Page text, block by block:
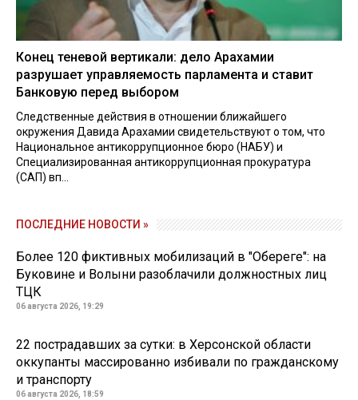
Конец теневой вертикали: дело Арахамии
разрушает управляемость парламента и ставит
Банковую перед выбором
Следственные действия в отношении ближайшего
окружения Давида Арахамии свидетельствуют о том, что
Национальное антикоррупционное бюро (НАБУ) и
Специализированная антикоррупционная прокуратура
(САП) вп...
ПОСЛЕДНИЕ НОВОСТИ »
Более 120 фиктивных мобилизаций в "Обереге": на
Буковине и Волыни разоблачили должностных лиц
ТЦК
06 августа 2026, 19:29
22 пострадавших за сутки: в Херсонской области
оккупанты массированно избивали по гражданскому
и транспорту
06 августа 2026, 18:59